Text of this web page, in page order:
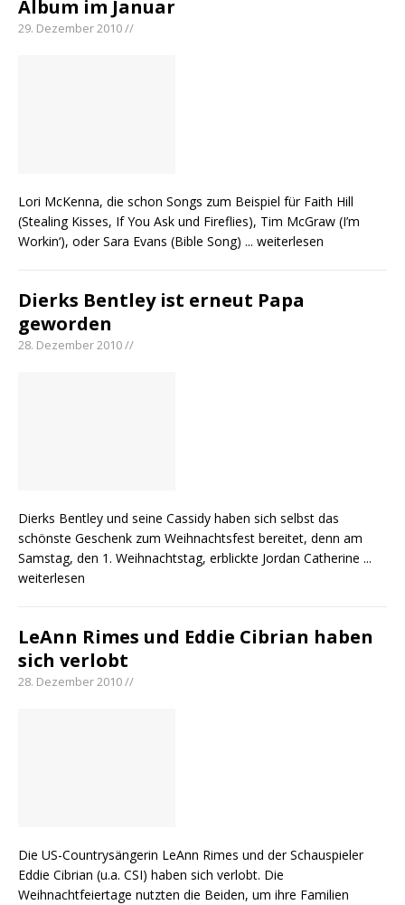
pez veröffentlicht neue Single „Late Night
Album im Januar
29. Dezember 2010 //
Lori McKenna, die schon Songs zum Beispiel für Faith Hill
(Stealing Kisses, If You Ask und Fireflies), Tim McGraw (I’m
Workin‘), oder Sara Evans (Bible Song) ... weiterlesen
Dierks Bentley ist erneut Papa
geworden
28. Dezember 2010 //
Dierks Bentley und seine Cassidy haben sich selbst das
schönste Geschenk zum Weihnachtsfest bereitet, denn am
Samstag, den 1. Weihnachtstag, erblickte Jordan Catherine ...
weiterlesen
LeAnn Rimes und Eddie Cibrian haben
sich verlobt
28. Dezember 2010 //
Die US-Countrysängerin LeAnn Rimes und der Schauspieler
Eddie Cibrian (u.a. CSI) haben sich verlobt. Die
Weihnachtfeiertage nutzten die Beiden, um ihre Familien